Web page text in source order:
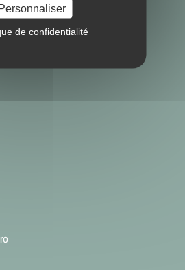
de confidentialité